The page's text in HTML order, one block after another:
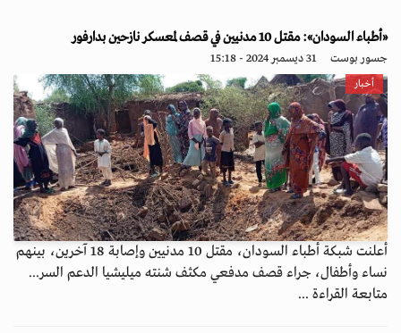
«أطباء السودان»: مقتل 10 مدنيين في قصف لمعسكر نازحين بدارفور
جسور بوست 31 ديسمبر 2024 - 15:18
أخبار
أعلنت شبكة أطباء السودان، مقتل 10 مدنيين وإصابة 18 آخرين، بينهم
نساء وأطفال، جراء قصف مدفعي مكثف شنته ميليشيا الدعم السر...
متابعة القراءة ...